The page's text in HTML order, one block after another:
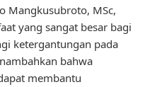
Mangkusubroto, MSc,
yang sangat besar bagi
ketergantungan pada
bahwa
membantu